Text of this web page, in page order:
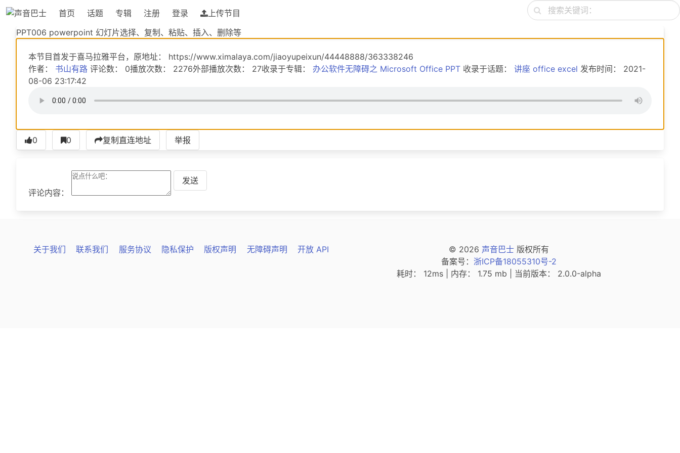
首页 话题 专辑 注册 登录 上传节目
搜索关键词：
PPT006 powerpoint 幻灯片选择、复制、粘贴、插入、删除等
PPT006 powerpoint 幻灯片选择、复制、粘贴、插入、删除等
本节目首发于喜马拉雅平台，原地址： https://www.ximalaya.com/jiaoyupeixun/44448888/363338246
作者： 书山有路 评论数： 0播放次数： 2276外部播放次数： 27收录于专辑： 办公软件无障碍之 Microsoft Office PPT 收录于话题： 讲座 office excel 发布时间： 2021-
08-06 23:17:42
0 0 复制直连地址 举报
评论内容：
发送
关于我们 联系我们 服务协议 隐私保护 版权声明 无障碍声明 开放 API © 2026 声音巴士 版权所有
备案号： 浙ICP备18055310号-2
耗时： 12ms | 内存： 1.75 mb | 当前版本： 2.0.0-alpha